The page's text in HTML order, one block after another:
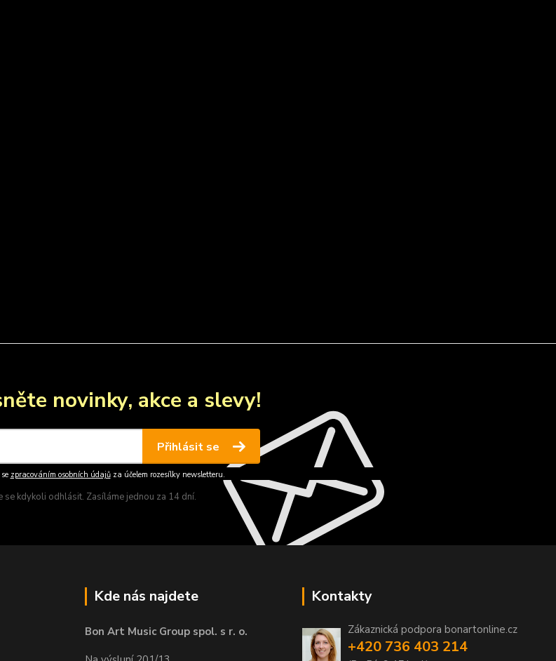
novinky, akce a slevy!
Přihlásit se
zpracováním osobních údajůza účelem rozesílky newsletteru.
se kdykoli odhlásit. Zasíláme jednou za 14 dní.
Kde nás najdete
Bon Art Music Group spol. s r. o.
Kontakty
Zákaznická podpora bonartonline.cz
+420 736 403 214